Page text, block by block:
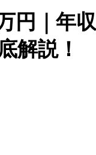
円｜年収
解説！